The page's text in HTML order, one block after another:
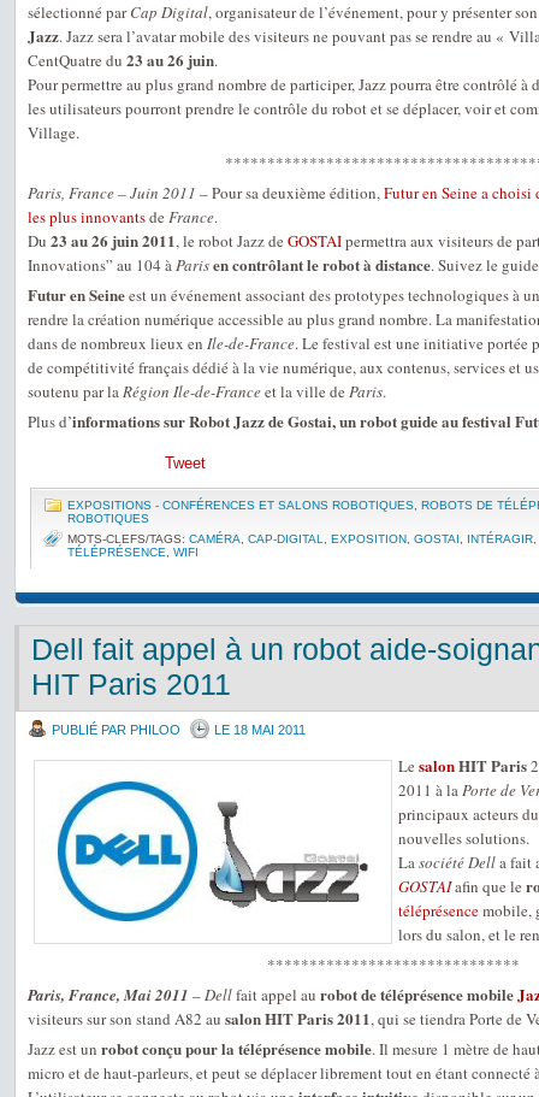
sélectionné parCap Digital, organisateur de l’événement, pour y présenter
Jazz. Jazz sera l’avatar mobile des visiteurs ne pouvant pas se rendre au «
CentQuatre du 23 au 26 juin.
Pour permettre au plus grand nombre de participer, Jazz pourra être contrôlé
les utilisateurs pourront prendre le contrôle du robot et se déplacer, voir et
Village.
Paris, France – Juin 2011 – Pour sa deuxième édition,Futur en Seine a choisi
les plus innovantsde France.
Du 23 au 26 juin 2011, le robot Jazz de GOSTAIpermettra aux visiteurs de
Innovations” au 104 àParisen contrôlant le robot à distance. Suivez le
Futur en Seineest un événement associant des prototypes technologiques à
rendre la création numérique accessible au plus grand nombre. La
dans de nombreux lieux en Ile-de-France. Le festival est une initiative portée
de compétitivité français dédié à la vie numérique, aux contenus, services et
soutenu par laRégion Ile-de-Franceet la ville de Paris.
Plus d’informations sur Robot Jazz de Gostai, un robot guide au festival
Tweet
EXPOSITIONS - CONFÉRENCES ET SALONS ROBOTIQUES ROBOTS DE
ROBOTIQUES
MOTS-CLEFS/TAGS: CAMÉRA CAP-DIGITAL EXPOSITION GOSTAI INTÉRAGIR
TÉLÉPRÉSENCE
WIFI
Dell fait appel à un robot aide-
HIT Paris 2011
PUBLIÉ PAR PHILOO LE 18 MAI 2011
Le salonHIT Paris
2011 à laPorte de
principaux acteurs
nouvelles solutions.
Lasociété Della fait
GOSTAIafin que le
téléprésencemobile,
lors du salon, et le
******************************
Paris, France, Mai 2011 –Dellfait appel au robot de téléprésence mobile
visiteurs sur son stand A82 au salon HIT Paris 2011, qui se tiendra Porte de
Jazz est un robot conçu pour la téléprésence mobile. Il mesure 1 mètre de
micro et de haut-parleurs, et peut se déplacer librement tout en étant connecté